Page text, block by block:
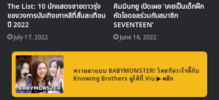
▶ คลิกดูสัมภาษณ์พิเศษ
The List: 10 นักแสดงชายดาวรุ่ง
ของวงการบันเทิงเกาหลีที่สั่นสะเทือน
ปี 2022
July 17, 2022
คิมมินกยู เปิดเผย ‘เคยเป็นเด็กฝึก
หัดไอดอลร่วมกับสมาชิก
SEVENTEEN’
June 16, 2022
ความฮาแบบ BABYMONSTER! วัดสกิลวาไรตี้กับ
Knowing Brothers ดูได้ที่ Viu ▶ คลิก